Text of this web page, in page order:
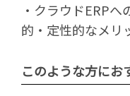
・クラウドERP
的・定性的なメリ
このような方にお